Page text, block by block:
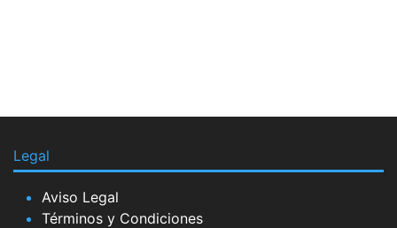
Legal
Aviso Legal
Términos y Condiciones